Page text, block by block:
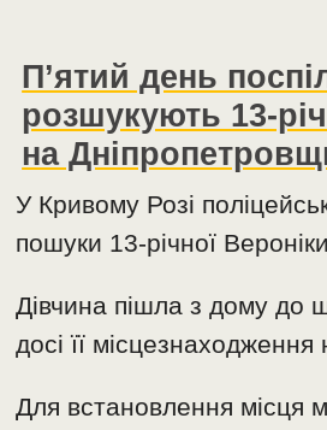
П’ятий день
розшукують 13-
на
У Кривому Розі
пошуки 13-річної
Дівчина пішла з дому до
досі її місцезнаходження
Для встановлення місця